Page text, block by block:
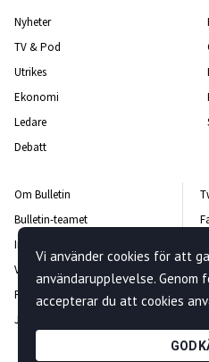
Nyheter
TV & Pod
Utrikes
Ekonomi
Ledare
Debatt
Om Bulletin
Bulletin-teamet
Integritetspolicy
Vanliga frågor och svar
Rättelsepolicy
Jobba hos oss
Vi använder cookies för att
användarupplevelse. Genom
accepterar du att cookies